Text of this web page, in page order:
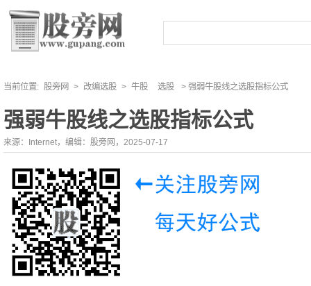
当前位置: 股旁网 > 改编选股 > 牛股 选股 > 强弱牛股线之选股指标公式
强弱牛股线之选股指标公式
来源：Internet，编辑：股旁网，2025-07-17